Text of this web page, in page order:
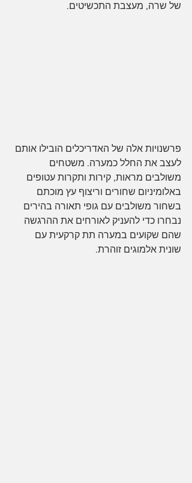
של שרה, מעצבת התכשיטים.
פרשנויות אלה של האדריכלים הובילו אותם
לעצב את החלל כמערה. משטחים
משולבים מראות, קירות ותקרות עטופים
באלומיניום שחורים וריצוף עץ מוכתם
בשחור משולבים עם גופי תאורה בהירים
נבחרו כדי להעניק לאורחים את ההרגשה
שהם שקועים במערה תת קרקעית עם
שונית אלמוגים זוהרת.